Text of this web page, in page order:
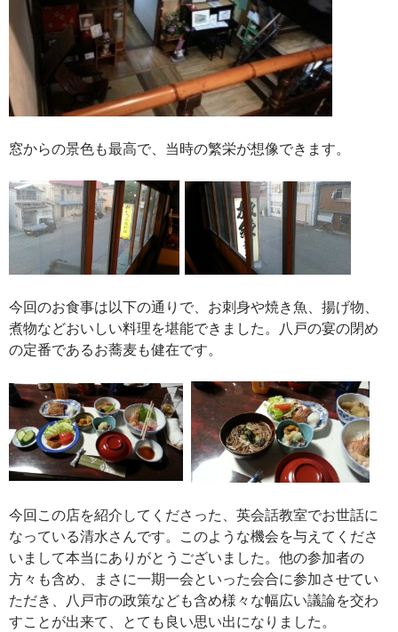
窓からの景色も最高で、当時の繁栄が想像できます。
今回のお食事は以下の通りで、お刺身や焼き魚、揚げ物、
煮物などおいしい料理を堪能できました。八戸の宴の閉め
の定番であるお蕎麦も健在です。
今回この店を紹介してくださった、英会話教室でお世話に
なっている清水さんです。このような機会を与えてくださ
いまして本当にありがとうございました。他の参加者の
方々も含め、まさに一期一会といった会合に参加させてい
ただき、八戸市の政策なども含め様々な幅広い議論を交わ
すことが出来て、とても良い思い出になりました。